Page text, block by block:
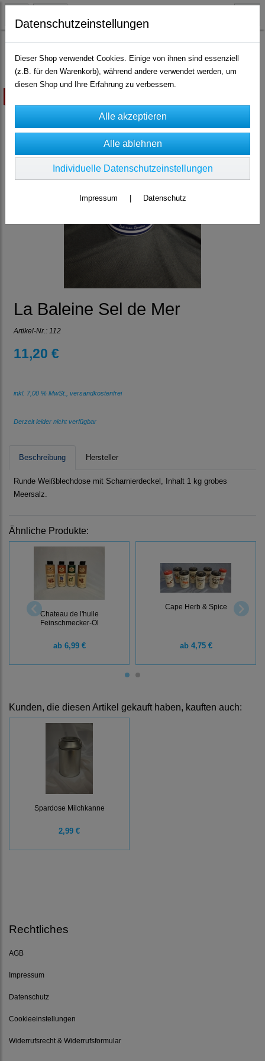
Speiseöle und Gewürze
La Baleine Sel de Mer
Artikel-Nr.: 112
11,20 €
inkl. 7,00 % MwSt., versandkostenfrei
Derzeit leider nicht verfügbar
Beschreibung Hersteller
Runde Weißblechdose mit Scharnierdeckel, Inhalt 1 kg grobes
Meersalz.
Ähnliche Produkte:
Chateau de l'huile
Feinschmecker-Öl
ab6,99 €
Cape Herb & Spice
ab4,75 €
Kunden, die diesen Artikel gekauft haben, kauften auch:
Spardose Milchkanne
2,99 €
Rechtliches
AGB
Impressum
Datenschutz
Cookieeinstellungen
Widerrufsrecht & Widerrufsformular
Datenschutzeinstellungen
Dieser Shop verwendet Cookies. Einige von ihnen sind essenziell
(z.B. für den Warenkorb), während andere verwendet werden, um
diesen Shop und Ihre Erfahrung zu verbessern.
Individuelle Datenschutzeinstellungen
Impressum Datenschutz